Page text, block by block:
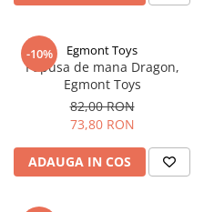
-10% Egmont Toys
Papusa de mana Dragon,
Egmont Toys
82,00 RON
73,80 RON
ADAUGA IN COS